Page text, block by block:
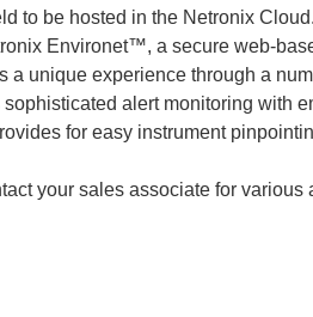
to be hosted in the Netronix
Environet™, a secure web-
unique experience through a
alert monitoring with
for easy instrument
your sales associate for various